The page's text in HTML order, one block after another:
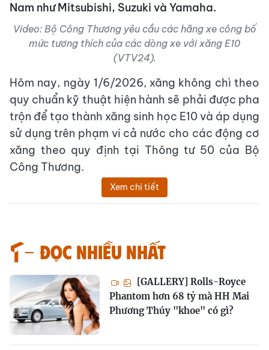
Nam như Mitsubishi, Suzuki và Yamaha.
Video: Bộ Công Thương yêu cầu các hãng xe công bố
mức tương thích của các dòng xe với xăng E10
(VTV24).
Hôm nay, ngày 1/6/2026, xăng không chì theo
quy chuẩn kỹ thuật hiện hành sẽ phải được pha
trộn để tạo thành xăng sinh học E10 và áp dụng
sử dụng trên phạm vi cả nước cho các động cơ
xăng theo quy định tại Thông tư 50 của Bộ
Công Thương.
Xem chi tiết
Đọc nhiều nhất
[GALLERY] Rolls-Royce
Phantom hơn 68 tỷ mà HH Mai
Phương Thúy "khoe" có gì?